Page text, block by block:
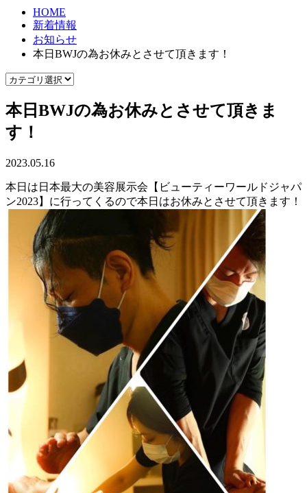
HOME
新着情報
お知らせ
本日BWJの為お休みとさせて頂きます！
本日BWJの為お休みとさせて頂きま
す！
2023.05.16
本日は日本最大の美容展示会【ビューティーワールドジャパ
ン2023】に行ってくるので本日はお休みとさせて頂きます！